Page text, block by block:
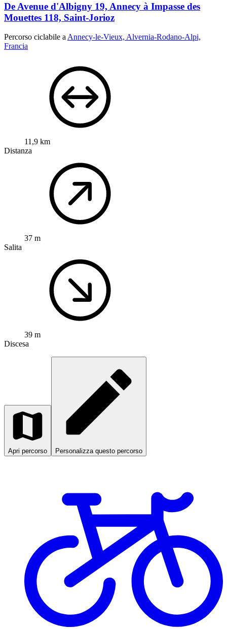
De Avenue d'Albigny 19, Annecy à Impasse des
Mouettes 118, Saint-Jorioz
Percorso ciclabile aAnnecy-le-Vieux, Alvernia-Rodano-Alpi,
Francia
11,9 km
Distanza
37 m
Salita
39 m
Discesa
Apri percorso Personalizza questo percorso